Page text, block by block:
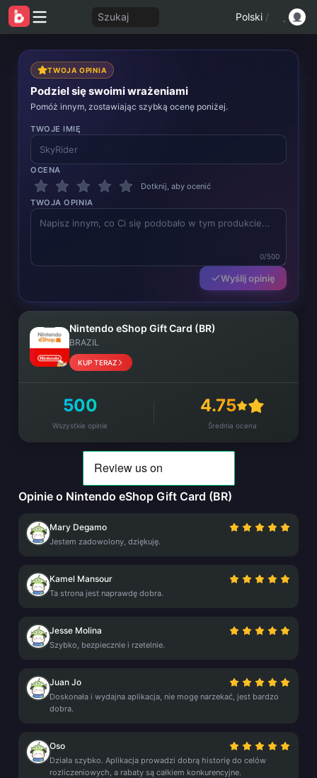
Szukaj Polski /
TWOJA OPINIA
Podziel się swoimi wrażeniami
Pomóż innym, zostawiając szybką ocenę poniżej.
TWOJE IMIĘ
OCENA
Dotknij, aby ocenić
TWOJA OPINIA
0/500
Wyślij opinię
Nintendo eShop Gift Card (BR)
BRAZIL
KUP TERAZ
500
Wszystkie opinie
4.75
Średnia ocena
Opinie o Nintendo eShop Gift Card (BR)
Mary Degamo
Jestem zadowolony, dziękuję.
Kamel Mansour
Ta strona jest naprawdę dobra.
Jesse Molina
Szybko, bezpiecznie i rzetelnie.
Juan Jo
Doskonała i wydajna aplikacja, nie mogę narzekać, jest bardzo
dobra.
Oso
Działa szybko. Aplikacja prowadzi dobrą historię do celów
rozliczeniowych, a rabaty są całkiem konkurencyjne.